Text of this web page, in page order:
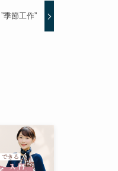
季節工作”